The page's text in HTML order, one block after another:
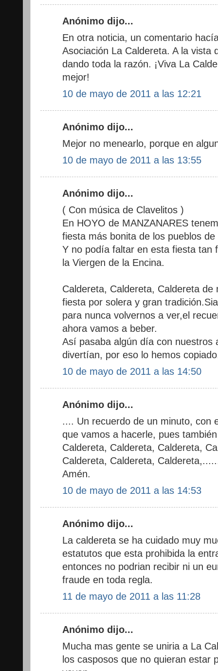
Anónimo dijo...
En otra noticia, un comentario
Asociación La Caldereta. A la vista
dando toda la razón. ¡Viva La
mejor!
10 de mayo de 2011 a las 12:21
Anónimo dijo...
Mejor no menearlo, porque en
10 de mayo de 2011 a las 13:55
Anónimo dijo...
( Con música de Clavelitos )
En HOYO de MANZANARES
fiesta más bonita de los pueblos de
Y no podía faltar en esta fiesta tan
la Viergen de la Encina.
Caldereta, Caldereta, Caldereta
fiesta por solera y gran
para nunca volvernos a ver,el
ahora vamos a beber.
Así pasaba algún día con nuestros
divertían, por eso lo hemos
10 de mayo de 2011 a las 14:50
Anónimo dijo...
.... Un recuerdo de un minuto, con
que vamos a hacerle, pues
Caldereta, Caldereta, Caldereta,
Caldereta, Caldereta,
Amén.
10 de mayo de 2011 a las 14:53
Anónimo dijo...
La caldereta se ha cuidado muy
estatutos que esta prohibida la
entonces no podrian recibir ni un
fraude en toda regla.
11 de mayo de 2011 a las 11:28
Anónimo dijo...
Mucha mas gente se uniria a La
los casposos que no quieran estar